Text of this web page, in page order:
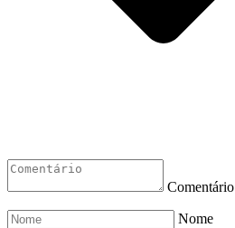
Comentário
Nome